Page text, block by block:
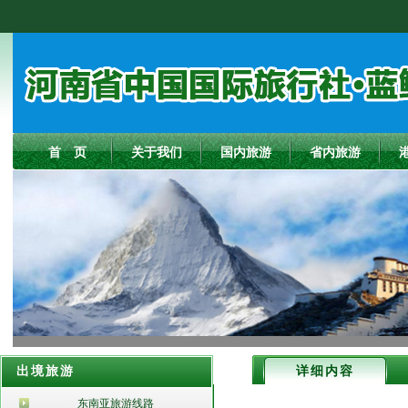
首 页 关于我们 国内旅游 省内旅游
出境旅游
东南亚旅游线路
详细内容